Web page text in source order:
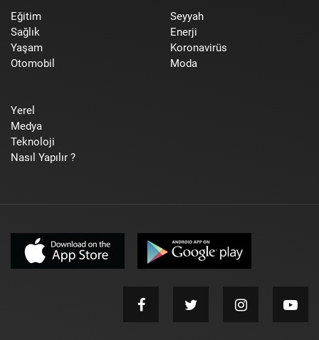
Eğitim
Sağlık
Yaşam
Otomobil
Seyyah
Enerji
Koronavirüs
Moda
Yerel
Medya
Teknoloji
Nasıl Yapılır ?